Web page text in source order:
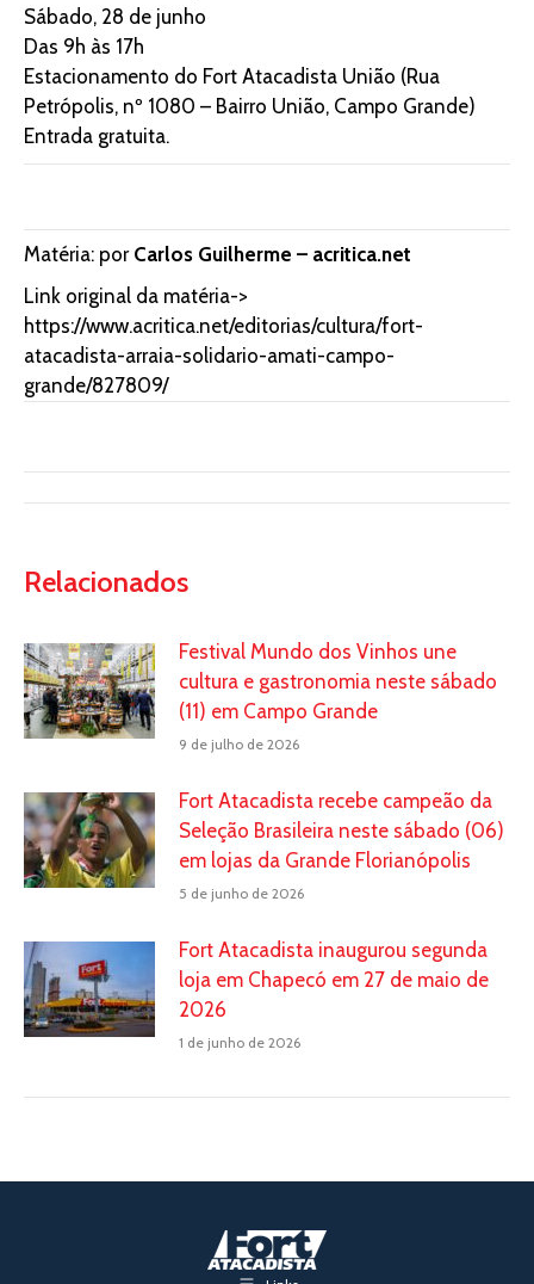
Sábado, 28 de junho
Das 9h às 17h
Estacionamento do Fort Atacadista União (Rua
Petrópolis, nº 1080 – Bairro União, Campo Grande)
Entrada gratuita.
Matéria: por Carlos Guilherme – acritica.net
Link original da matéria->
https://www.acritica.net/editorias/cultura/fort-
atacadista-arraia-solidario-amati-campo-
grande/827809/
Relacionados
Festival Mundo dos Vinhos une
cultura e gastronomia neste sábado
(11) em Campo Grande
9 de julho de 2026
Fort Atacadista recebe campeão da
Seleção Brasileira neste sábado (06)
em lojas da Grande Florianópolis
5 de junho de 2026
Fort Atacadista inaugurou segunda
loja em Chapecó em 27 de maio de
2026
1 de junho de 2026